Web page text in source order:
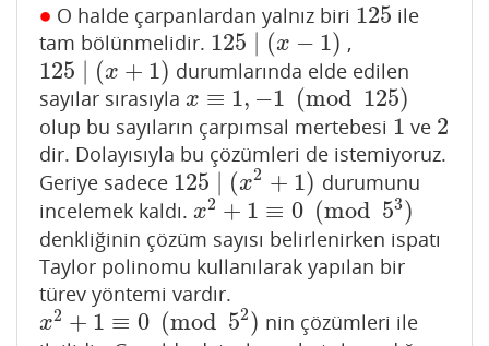
∙
∙ O halde çarpanlardan yalnız biri 125
125 ile
tam bölünmelidir. 125 (x − 1)
125∣ −1 ,
125 ∣ (x + 1)
125∣ +1
durumlarında elde edilen
sayılar sırasıyla x ≡ 1, −1 (mod 125)
x≡ 1,−1( mod 125)
olup bu sayıların çarpımsal mertebesi 1
1 ve 2
2
dir. Dolayısıyla bu çözümleri de istemiyoruz.
Geriye sadece 125 ∣ (x2 + 1)
125∣ 2+1
durumunu
incelemek kaldı. x2 + 1 ≡ 0 (mod 53 )
x2+1≡ 0 mod 53)
denkliğinin çözüm sayısı belirlenirken ispatı
Taylor polinomu kullanılarak yapılan bir
türev yöntemi vardır.
x2 + 1 ≡ 0 (mod 52 )
x2+1≡ 0 mod 52)
nin çözümleri ile